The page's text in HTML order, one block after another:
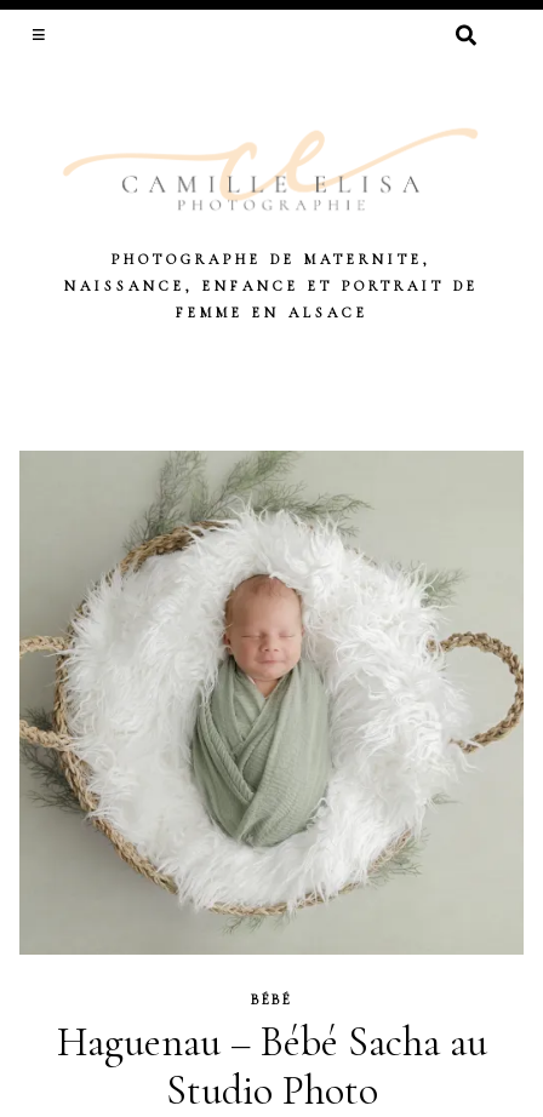
RECHERCHER :
PHOTOGRAPHE DE MATERNITE,
NAISSANCE, ENFANCE ET PORTRAIT DE
FEMME EN ALSACE
BÉBÉ
Haguenau – Bébé Sacha au
Studio Photo